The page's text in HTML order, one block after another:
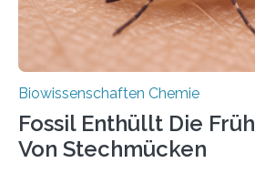
Biowissenschaften Chemie
Fossil Enthüllt Die
Von Stechmücken